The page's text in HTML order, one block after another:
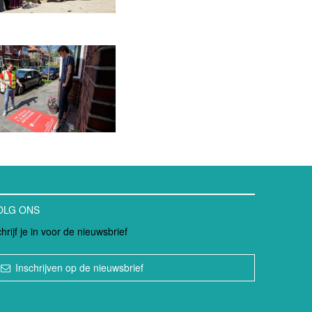
ONS
je in voor de nieuwsbrief
Inschrijven op de nieuwsbrief